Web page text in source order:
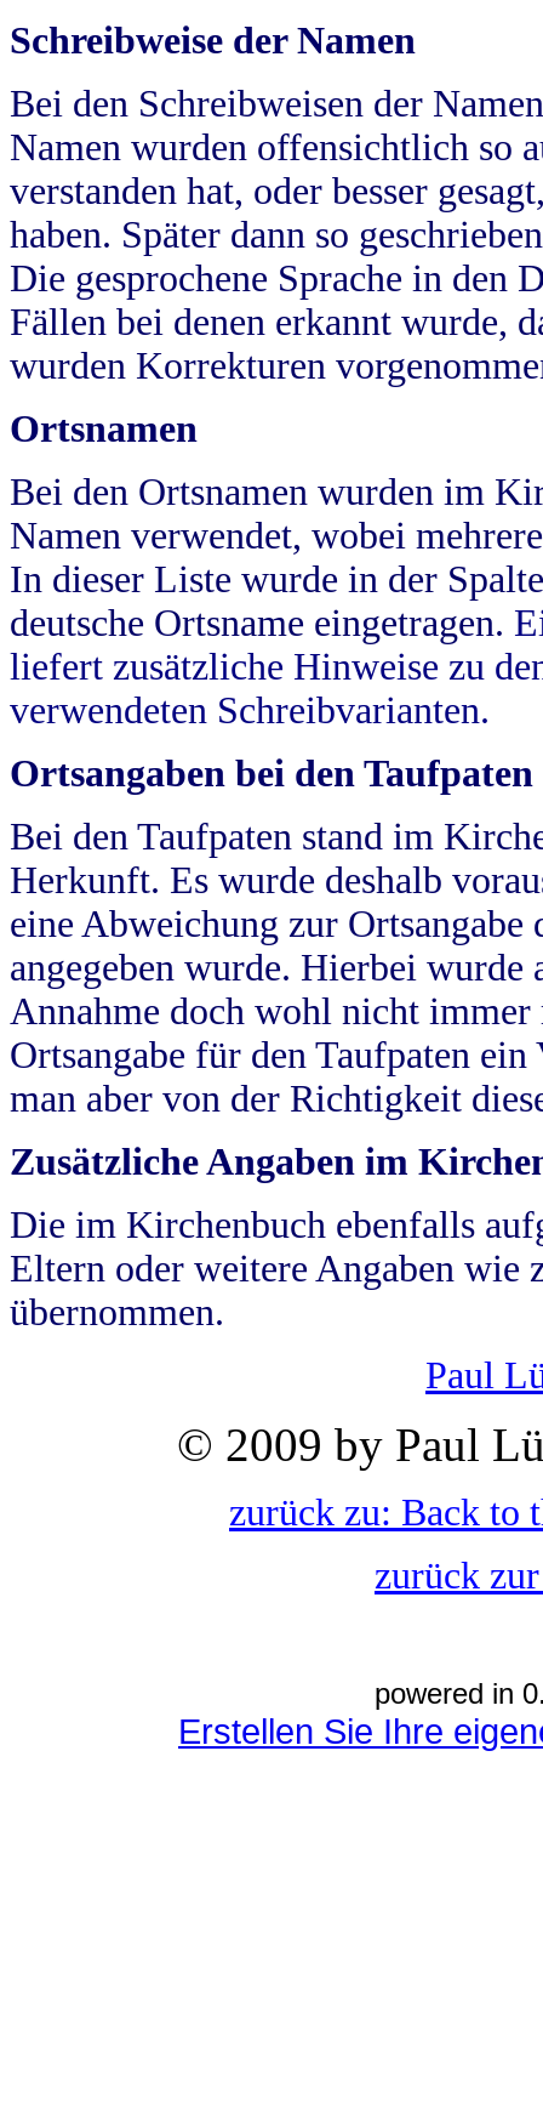
Schreibweise der Namen
Bei den Schreibweisen der
Namen wurden offensichtlich so
verstanden hat, oder besser
haben. Später dann so
Die gesprochene Sprache in
Fällen bei denen erkannt wurde,
wurden Korrekturen
Ortsnamen
Bei den Ortsnamen wurden im
Namen verwendet, wobei
In dieser Liste wurde in der
deutsche Ortsname eingetragen.
liefert zusätzliche Hinweise zu
verwendeten Schreibvarianten.
Ortsangaben bei den Taufpaten
Bei den Taufpaten stand im
Herkunft. Es wurde deshalb
eine Abweichung zur
angegeben wurde. Hierbei wurde
Annahme doch wohl nicht
Ortsangabe für den Taufpaten
man aber von der Richtigkeit
Zusätzliche Angaben im
Die im Kirchenbuch ebenfalls
Eltern oder weitere Angaben wie
übernommen.
Paul
© 2009 by Paul
zurück zu: Back to
zurück
powered in
Erstellen Sie Ihre